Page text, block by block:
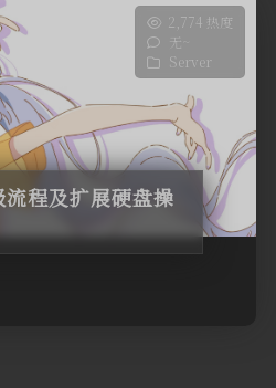
2,774 热度
无~
Server
程及扩展硬盘操